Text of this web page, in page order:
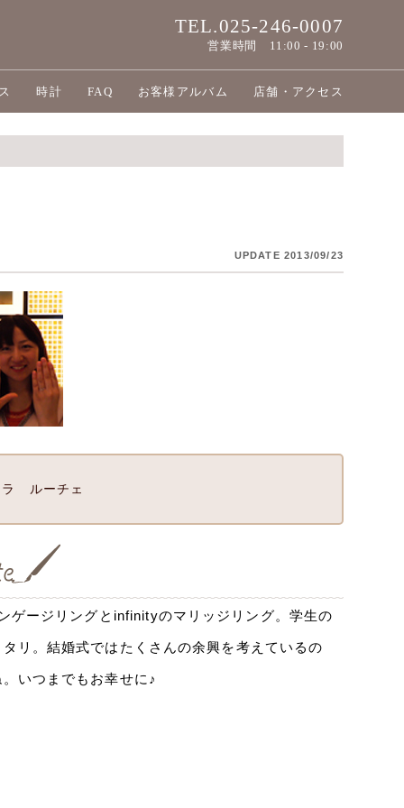
TEL.025-246-0007
営業時間 11:00 - 19:00
時計 FAQ お客様アルバム 店舗・アクセス
UPDATE 2013/09/23
ルーチェ
ゲージリングとinfinityのマリッジリング。学生の
リ。結婚式ではたくさんの余興を考えているの
いつまでもお幸せに♪